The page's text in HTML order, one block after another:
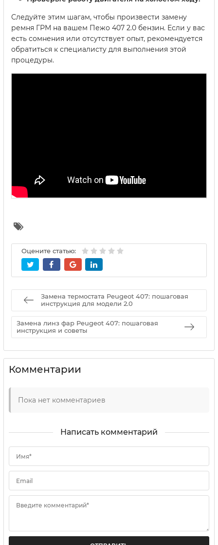
Следуйте этим шагам, чтобы произвести замену
ремня ГРМ на вашем Пежо 407 2.0 бензин. Если у вас
есть сомнения или отсутствует опыт, рекомендуется
обратиться к специалисту для выполнения этой
процедуры.
Оцените статью:
Замена термостата Peugeot 407: пошаговая
инструкция для модели 2.0
Замена линз фар Peugeot 407: пошаговая
инструкция и советы
Комментарии
Пока нет комментариев
Написать комментарий
Имя*
Email
Введите комментарий*